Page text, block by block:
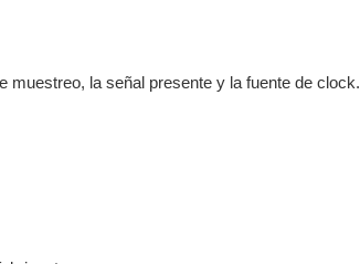
muestreo, la señal presente y la fuente de clock.